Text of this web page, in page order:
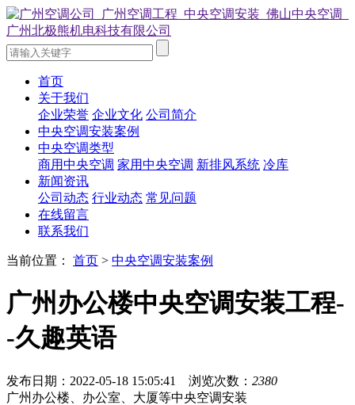
首页
关于我们
企业荣誉 企业文化 公司简介
中央空调安装案例
中央空调类型
商用中央空调 家用中央空调 新排风系统 冷库
新闻资讯
公司动态 行业动态 常见问题
在线留言
联系我们
当前位置： 首页 > 中央空调安装案例
广州办公楼中央空调安装工程-
-久趣英语
发布日期：2022-05-18 15:05:41 浏览次数： 2380
广州办公楼、办公室、大厦等中央空调安装